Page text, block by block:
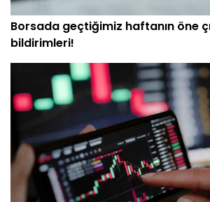
Borsada geçtiğimiz haftanın öne
bildirimleri!